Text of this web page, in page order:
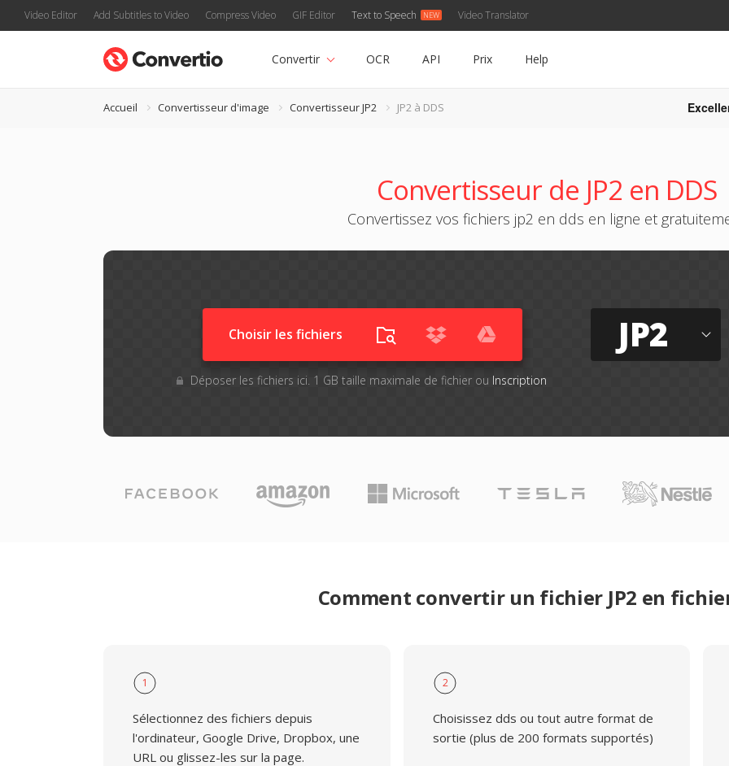
Video Editor Add Subtitles to Video Compress Video GIF Editor Text to Speech Video Translator
Convertir OCR API Prix Help
Accueil Convertisseur d'image Convertisseur JP2 JP2 à DDS
Convertisseur de JP2 en DDS
Convertissez vos fichiers jp2 en dds en ligne et
Choisir les fichiers
Déposer les fichiers ici. 1 GB taille maximale de fichier ou Inscription
JP2
Comment convertir un fichier JP2 en
1
Sélectionnez des fichiers depuis
l'ordinateur, Google Drive, Dropbox, une
URL ou glissez-les sur la page.
2
Choisissez dds ou tout autre format de
sortie (plus de 200 formats supportés)